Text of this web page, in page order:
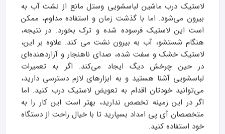
لاستیک درب ماشین لباسشویی وستل مانع از نشت آب به
بیرون می‌شود. اما با گذشت زمان و استفاده مداوم، ممکن
است این لاستیک فرسوده شده و ترک بخورد. در نتیجه،
هنگام شستشو، آب به بیرون نشت می کند. علاوه بر این،
لاستیک خشک و سفت شده، صدای ناهنجار و آزاردهنده‌ای
در حین چرخش دیگ ایجاد می‌کند. اگر به تعمیرات
لباسشویی آشنا هستید و به ابزارهای لازم دسترسی دارید،
می‌توانید خودتان اقدام به تعویض لاستیک درب کنید. اما
اگر در این زمینه تخصص ندارید، بهتر است این کار را به
متخصصان آی پی امداد بسپارید تا با خیال راحت از دستگاه
خود استفاده کنید.